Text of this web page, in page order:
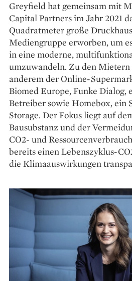
Greyfield hat gemeinsam mit
Capital Partners im Jahr 2021
Quadratmeter große
Mediengruppe erworben, um
in eine moderne,
umzuwandeln. Zu den
anderem der Online-
Biomed Europe, Funke Dialog,
Betreiber sowie Homebox, ein
Storage. Der Fokus liegt auf
Bausubstanz und der
CO2- und
bereits einen Lebenszyklus-
die Klima­auswirkungen